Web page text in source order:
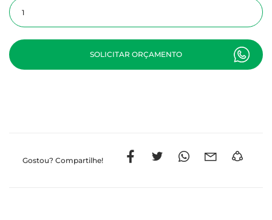
SOLICITAR ORÇAMENTO
Gostou? Compartilhe!